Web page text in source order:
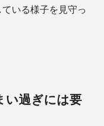
いる様子を見守っ
い過ぎには要